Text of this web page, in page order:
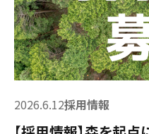
2026.6.12採用情報